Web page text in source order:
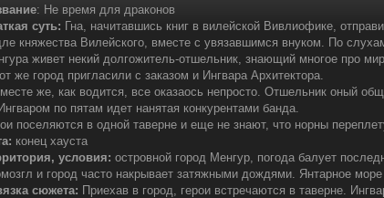
: Не время для драконов
суть: Гна, начитавшись книг в вилейской Вивлиофике,
княжества Вилейского, вместе с увязавшимся внуком. По
живет некий долгожитель-отшельник, знающий многое про
же город пригласили с заказом и Ингвара Архитектора.
же, как водится, все оказаось непросто. Отшельник оный
по пятам идет нанятая конкурентами банда.
поселяются в одной таверне и еще не знают, что норны
конец хауста
условия: островной город Менгур, погода балует
и город часто накрывает затяжными дождями. Янтарное
сюжета: Приехав в город, герои встречаются в таверне.